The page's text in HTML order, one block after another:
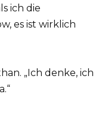
ich die
es ist wirklich
„Ich denke, ich